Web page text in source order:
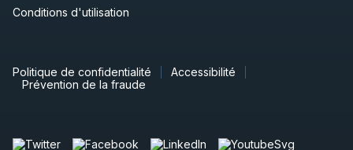
Conditions d'utilisation
Politique de confidentialité
Accessibilité
Prévention de la fraude